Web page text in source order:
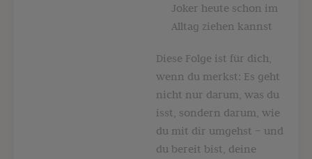
Joker heute schon im
Alltag ziehen kannst
Diese Folge ist für dich,
wenn du merkst: Es geht
nicht nur darum, was du
isst, sondern darum, wie
du mit dir umgehst – und
du bereit bist, deine